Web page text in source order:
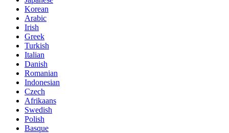
Korean
Arabic
Irish
Greek
Turkish
Italian
Danish
Romanian
Indonesian
Czech
Afrikaans
Swedish
Polish
Basque